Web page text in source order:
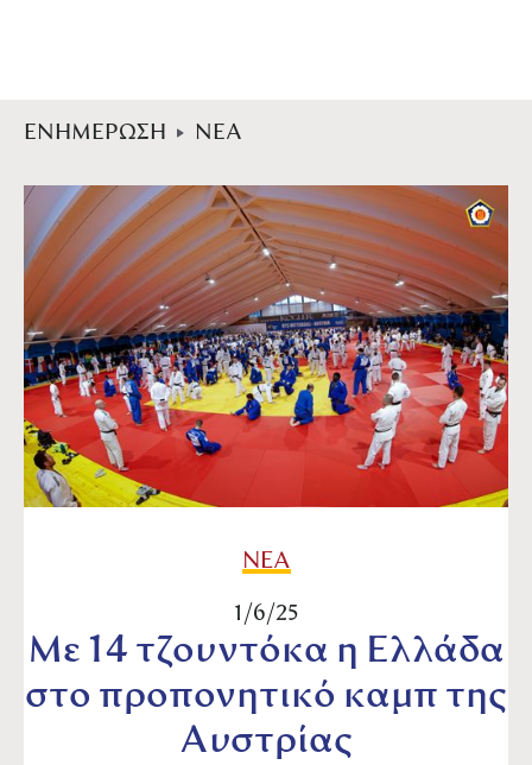
ΕΝΗΜΕΡΩΣΗ ΝΕΑ
ΝΕΑ
1/6/25
Με 14 τζουντόκα η Ελλάδα
στο προπονητικό καμπ της
Αυστρίας